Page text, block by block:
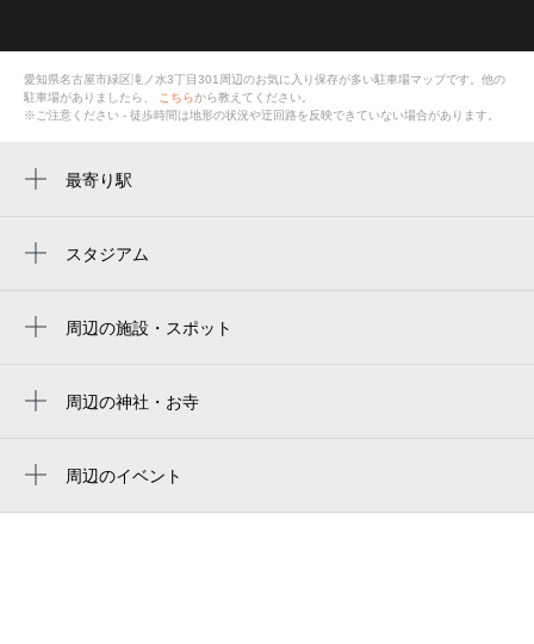
愛知県名古屋市緑区滝ノ水3丁目301 周辺のお気に入り保存が多い駐車場マップです。他の
駐車場がありましたら、
こちらから教えてください。
※ご注意ください - 徒歩時間は地形の状況や迂回路を反映できていない場合があります。
最寄り駅
スタジアム
周辺の施設・スポット
名古屋市立滝ノ水中学校
周辺の神社・お寺
周辺のイベント